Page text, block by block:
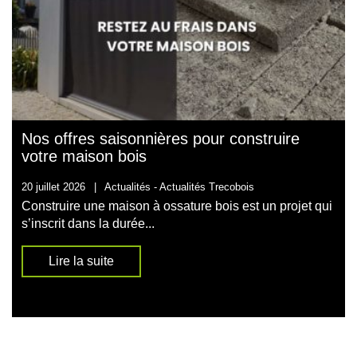
Nos offres saisonnières pour construire
votre maison bois
20 juillet 2026 | Actualités - Actualités Trecobois
Construire une maison à ossature bois est un projet qui
s’inscrit dans la durée...
Lire la suite